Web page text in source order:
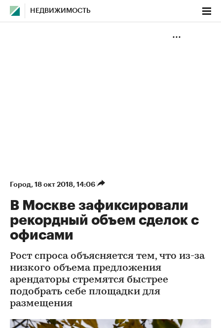
НЕДВИЖИМОСТЬ
Город⁠, 18 окт 2018, 14:06
В Москве зафиксировали
рекордный объем сделок с
офисами
Рост спроса объясняется тем, что из-за
низкого объема предложения
арендаторы стремятся быстрее
подобрать себе площадки для
размещения